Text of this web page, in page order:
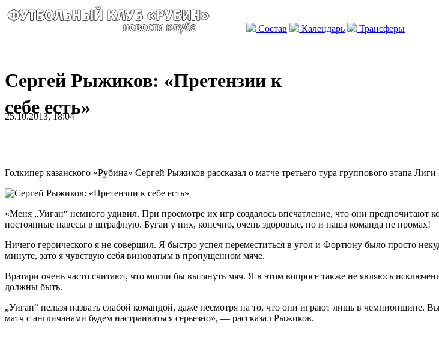
Состав Календарь Трансферы
Сергей Рыжиков: «Претензии к
себе есть»
25.10.2013, 18:04
Голкипер казанского «Рубина» Сергей Рыжиков рассказал о матче третьего тура группового этапа
«Меня „Уиган“ немного удивил. При просмотре их игр создалось впечатление, что они предпочитают
постоянные навесы в штрафную. Бугаи у них, конечно, очень здоровые, но и наша команда не промах!
Ничего героического я не совершил. Я быстро успел переместиться в угол и Фортюну было просто
минуте, зато я чувствую себя виноватым в пропущенном мяче.
Вратари очень часто считают, что могли бы вытянуть мяч. Я в этом вопросе также не являюсь
должны быть.
„Уиган“ нельзя назвать слабой командой, даже несмотря на то, что они играют лишь в чемпионшипе.
матч с англичанами будем настраиваться серьезно», — рассказал Рыжиков.